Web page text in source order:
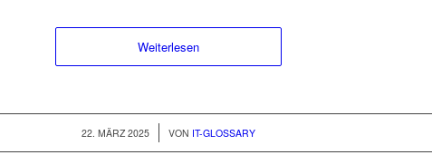
Weiterlesen
22. MÄRZ 2025
/ VON IT-GLOSSARY